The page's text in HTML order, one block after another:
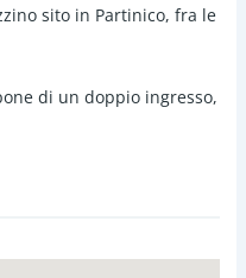
sito in Partinico, fra le
di un doppio ingresso,
è composto da due vani